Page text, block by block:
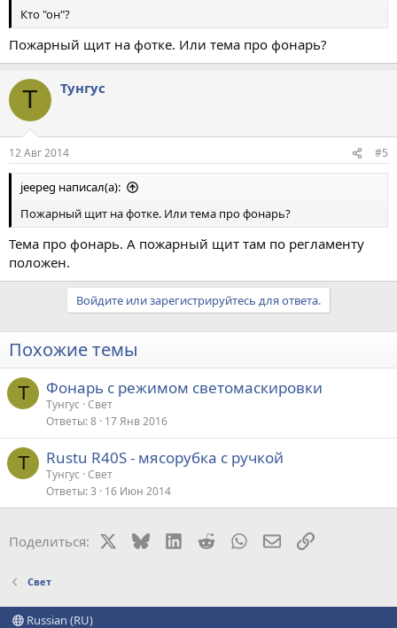
Кто "он"?
Пожарный щит на фотке. Или тема про фонарь?
Т Тунгус
12 Авг 2014 #5
jeepeg написал(а):
Пожарный щит на фотке. Или тема про фонарь?
Тема про фонарь. А пожарный щит там по регламенту
положен.
Войдите или зарегистрируйтесь для ответа.
Похожие темы
Т Фонарь с режимом светомаскировки
Тунгус Свет
Ответы 8 17 Янв 2016
Т Rustu R40S - мясорубка с ручкой
Тунгус Свет
Ответы 3 16 Июн 2014
Поделиться: BlueskyLinkedIn
RedditWhatsAppЭлектронная
Ссылка
Свет
Russian (RU)